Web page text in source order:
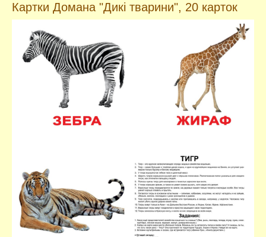
Картки Домана "Дикі тварини", 20 карток